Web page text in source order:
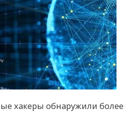
хакеры обнаружили более